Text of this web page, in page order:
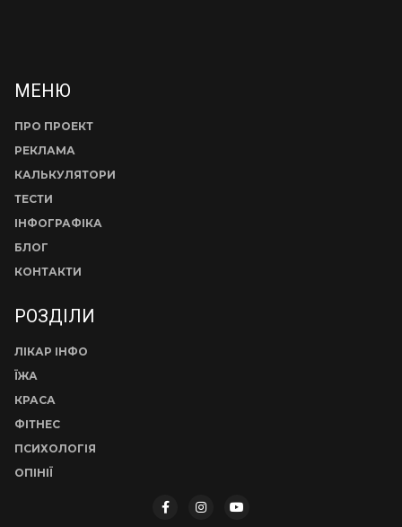
МЕНЮ
ПРО ПРОЕКТ
РЕКЛАМА
КАЛЬКУЛЯТОРИ
ТЕСТИ
ІНФОГРАФІКА
БЛОГ
КОНТАКТИ
РОЗДІЛИ
ЛІКАР ІНФО
ЇЖА
КРАСА
ФІТНЕС
ПСИХОЛОГІЯ
ОПІНІЇ